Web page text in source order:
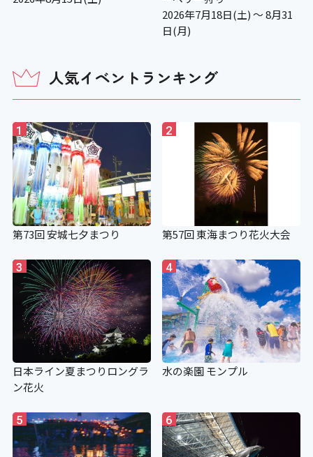
2026年7月18日(土) ～ 8月31
日(月)
人気イベントランキング
1
第73回 安城七夕まつり
2
第57回 東海まつり花火大会
3
日本ライン夏まつりロングラ
ン花火
4
水の楽園 モンプル
5 6